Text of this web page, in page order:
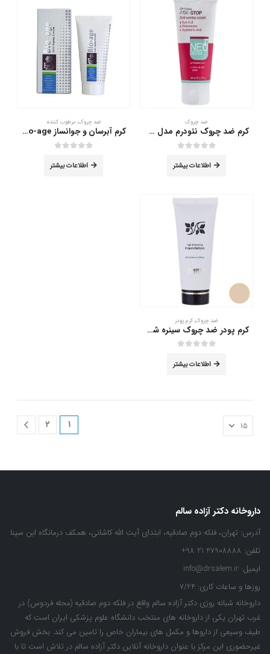
ضد چروک
كرم ضد چروك نئودرم مدل Optimal Age-stop حجم 50 ميلی ليتر
اطلاعات بیشتر
ضد چروک,مرطوب کننده
کرم آبرسان و جوانساز Bio-age اورین 50 میلی لیتر
اطلاعات بیشتر
ضد چروک, کرم پودر
کرم پودر ضد چروک سینره شماره 1 حجم 40 میلی لیتر
اطلاعات بیشتر
1
2
داروخانه دکتر آزاده سالم
آدرس: تهران، فلکه دوم صادقیه، ابتدای آیت الله کاشانی، همکف درمانگاه ابن سینا
تلفن: 47908888 21 98+
ایمیل: info@drsalem.ir
روزها و ساعات کاری: 7/24
داروخانه شبانه روزی دکتر آزاده سالم واقع در فلکه دوم صادقیه (محله فردوس) در
غرب تهران یکی از داروخانه های منتخب دانشگاه علوم پزشکی ایران است که
طیف وسیعی از داروها و مکمل های بیماران خاص را تامین می کند. بخش فروش
غیرحضوری این مرکز با عنوان داروخانه آنلاین دکتر آزاده سالم در تلاش است تا با